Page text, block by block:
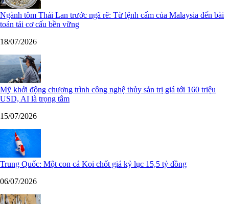
Ngành tôm Thái Lan trước ngã rẽ: Từ lệnh cấm của Malaysia đến bài
toán tái cơ cấu bền vững
18/07/2026
Mỹ khởi động chương trình công nghệ thủy sản trị giá tới 160 triệu
USD, AI là trọng tâm
15/07/2026
Trung Quốc: Một con cá Koi chốt giá kỷ lục 15,5 tỷ đồng
06/07/2026